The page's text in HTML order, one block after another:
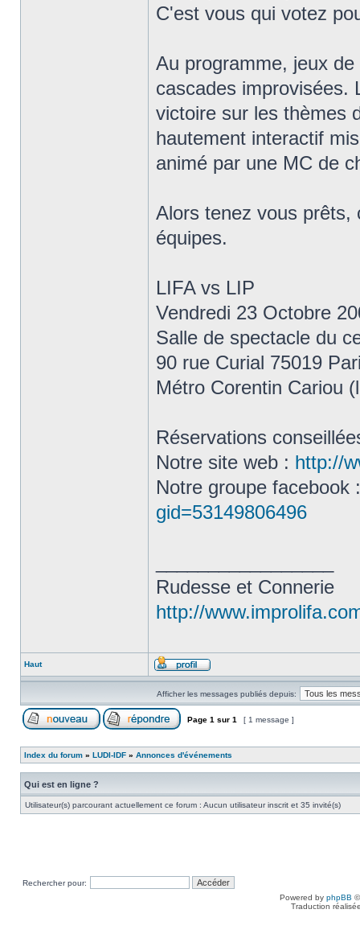
C'est vous qui votez
Au programme, jeux
cascades improvisées.
victoire sur les thèmes
hautement interactif
animé par une MC de
Alors tenez vous prêts,
équipes.
LIFA vs LIP
Vendredi 23 Octobre
Salle de spectacle du
90 rue Curial 75019
Métro Corentin Cariou
Réservations
Notre site web : http://
Notre groupe facebook
gid=53149806496
Rudesse et Connerie
http://
Haut
Afficher les messages publiés depuis:
Page 1 sur 1 [ 1 message ]
Index du forum » LUDI-IDF » Annonces d'événements
Qui est en ligne ?
Utilisateur(s) parcourant actuellement ce forum : Aucun utilisateur inscrit et 35 invité(s)
Rechercher pour:
Powered by phpBB
Traduction